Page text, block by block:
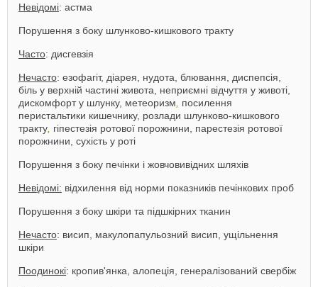
Невідомі: астма
Порушення з боку шлунково-кишкового тракту
Часто: дисгевзія
Нечасто: езофагіт, діарея, нудота, блювання, диспепсія,
біль у верхній частині живота, неприємні відчуття у животі,
дискомфорт у шлунку, метеоризм
посилення
перистальтики кишечнику, розлади шлунково-кишкового
тракту гіпестезія ротової порожнини, парестезія ротової
порожнини, сухість у роті
Порушення з боку печінки і жовчовивідних шляхів
Невідомі: відхилення від норми показників печінкових проб
Порушення з боку шкіри та підшкірних тканин
Нечасто: висип, макулопапульозний висип, ущільнення
шкіри
Поодинокі: кропив'янка, алопеція, генералізований свербіж